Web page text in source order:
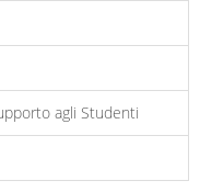
agli Studenti